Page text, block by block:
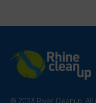
© 2023 River Cleanup. All